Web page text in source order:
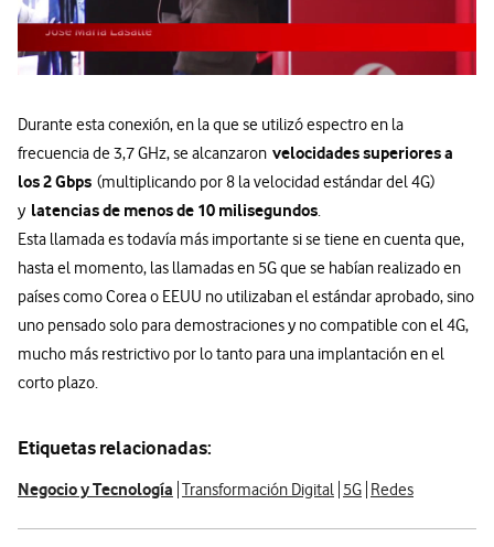
Durante esta conexión, en la que se utilizó espectro en la
frecuencia de 3,7 GHz, se alcanzaron velocidades superiores a
los 2 Gbps (multiplicando por 8 la velocidad estándar del 4G)
y latencias de menos de 10 milisegundos.
Esta llamada es todavía más importante si se tiene en cuenta que,
hasta el momento, las llamadas en 5G que se habían realizado en
países como Corea o EEUU no utilizaban el estándar aprobado, sino
uno pensado solo para demostraciones y no compatible con el 4G,
mucho más restrictivo por lo tanto para una implantación en el
corto plazo.
Etiquetas relacionadas:
Negocio y Tecnología Transformación Digital 5G Redes